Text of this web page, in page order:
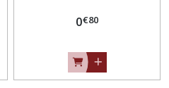
coudre ou à coller, vendu à
0€80